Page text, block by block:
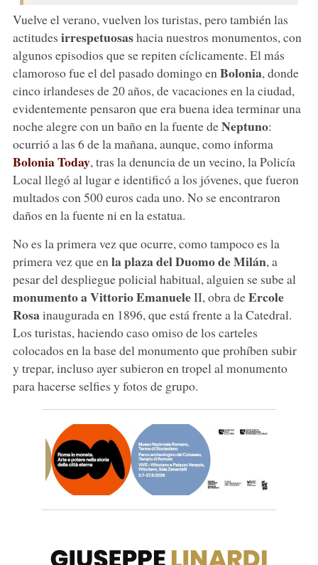
Vuelve el verano, vuelven los turistas, pero también las
actitudes irrespetuosashacia nuestros monumentos, con
algunos episodios que se repiten cíclicamente. El más
clamoroso fue el del pasado domingo en Bolonia, donde
cinco irlandeses de 20 años, de vacaciones en la ciudad,
evidentemente pensaron que era buena idea terminar una
noche alegre con un baño en la fuente deNeptuno:
ocurrió a las 6 de la mañana, aunque, como informa
Bolonia Today, tras la denuncia de un vecino, la Policía
Local llegó al lugar e identificó a los jóvenes, que fueron
multados con 500 euros cada uno. No se encontraron
daños en la fuente ni en la estatua.
No es la primera vez que ocurre, como tampoco es la
primera vez que en la plaza del Duomo de Milán, a
pesar del despliegue policial habitual, alguien se sube al
monumento a Vittorio EmanueleII, obra deErcole
Rosainaugurada en 1896, que está frente a la Catedral.
Los turistas, haciendo caso omiso de los carteles
colocados en la base del monumento que prohíben subir
y trepar, incluso ayer subieron en tropel al monumento
para hacerse selfies y fotos de grupo.